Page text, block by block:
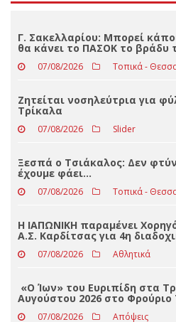
ΤΕΛΕΥΤΑΊΑ ΝΈΑ
Γ. Σακελλαρίου: Μπορεί
θα κάνει το ΠΑΣΟΚ το βράδυ
07/08/2026 Τοπικά -
Ζητείται νοσηλεύτρια για
Τρίκαλα
07/08/2026 Slider
Ξεσπά ο Τσιάκαλος: Δεν
έχουμε φάει…
07/08/2026 Τοπικά -
Η ΙΑΠΩΝΙΚΗ παραμένει
Α.Σ. Καρδίτσας για 4η
07/08/2026 Αθλητικά